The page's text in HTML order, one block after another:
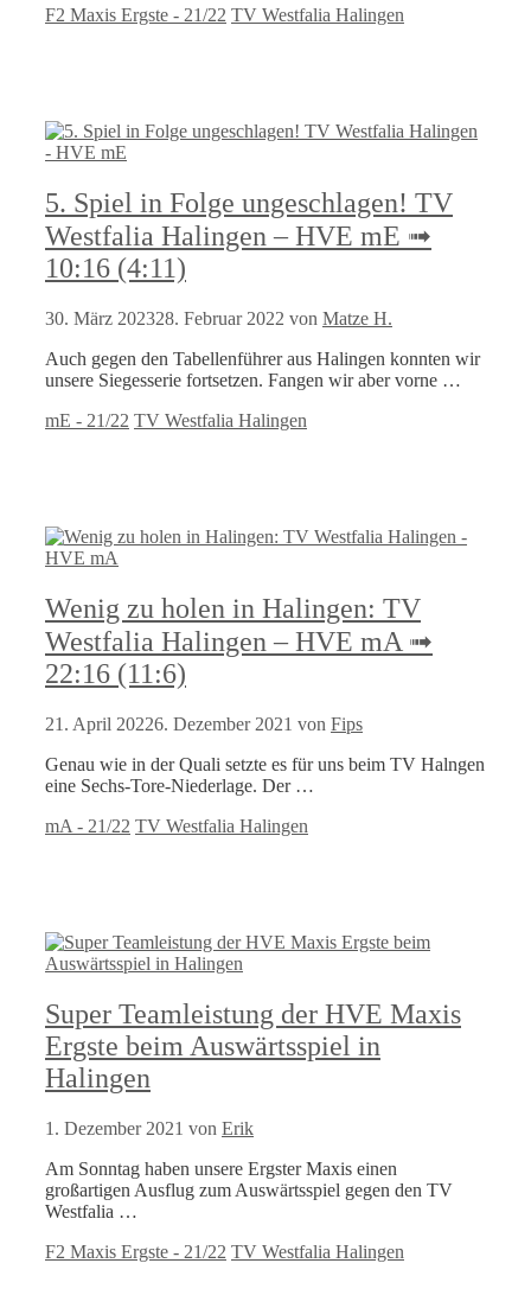
Kategorien
F2 Maxis Ergste - 21/22 Schlagwörter
TV Westfalia Halingen
5. Spiel in Folge ungeschlagen! TV
Westfalia Halingen – HVE mE ➟
10:16 (4:11)
30. März 202328. Februar 2022 von Matze H.
Auch gegen den Tabellenführer aus Halingen konnten wir
unsere Siegesserie fortsetzen. Fangen wir aber vorne …
Kategorien
mE - 21/22 Schlagwörter
TV Westfalia Halingen
Wenig zu holen in Halingen: TV
Westfalia Halingen – HVE mA ➟
22:16 (11:6)
21. April 20226. Dezember 2021 von Fips
Genau wie in der Quali setzte es für uns beim TV Halngen
eine Sechs-Tore-Niederlage. Der …
Kategorien
mA - 21/22 Schlagwörter
TV Westfalia Halingen
Super Teamleistung der HVE Maxis
Ergste beim Auswärtsspiel in
Halingen
1. Dezember 2021 von Erik
Am Sonntag haben unsere Ergster Maxis einen
großartigen Ausflug zum Auswärtsspiel gegen den TV
Westfalia …
Kategorien
F2 Maxis Ergste - 21/22 Schlagwörter
TV Westfalia Halingen